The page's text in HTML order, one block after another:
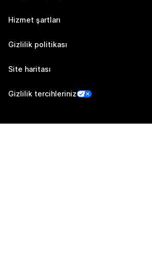
Hizmet şartları
Gizlilik politikası
Site haritası
Gizlilik tercihleriniz